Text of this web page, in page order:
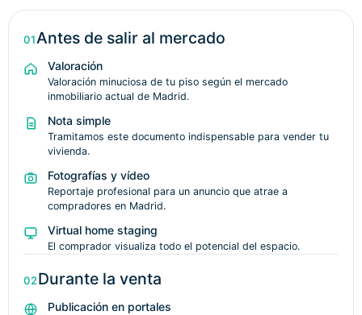
01Antes de salir al mercado
Valoración
Valoración minuciosa de tu piso según el mercado
inmobiliario actual de Madrid.
Nota simple
Tramitamos este documento indispensable para vender tu
vivienda.
Fotografías y vídeo
Reportaje profesional para un anuncio que atrae a
compradores en Madrid.
Virtual home staging
El comprador visualiza todo el potencial del espacio.
02Durante la venta
Publicación en portales